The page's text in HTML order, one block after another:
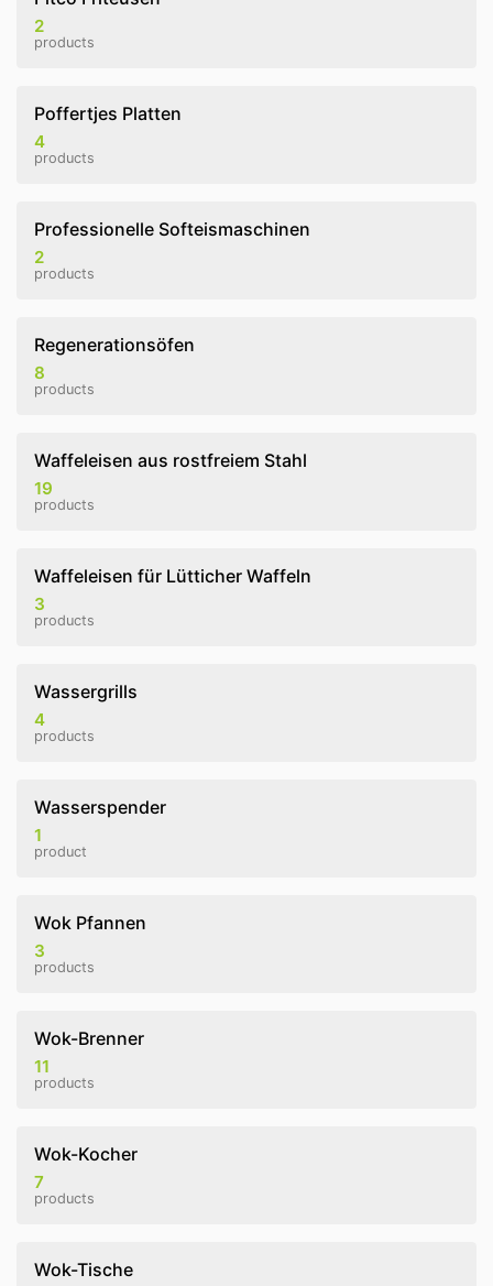
2
products
Poffertjes Platten
4
products
Professionelle Softeismaschinen
2
products
Regenerationsöfen
8
products
Waffeleisen aus rostfreiem Stahl
19
products
Waffeleisen für Lütticher Waffeln
3
products
Wassergrills
4
products
Wasserspender
1
product
Wok Pfannen
3
products
Wok-Brenner
11
products
Wok-Kocher
7
products
Wok-Tische